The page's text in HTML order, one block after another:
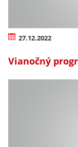
27.12.2022
Vianočný